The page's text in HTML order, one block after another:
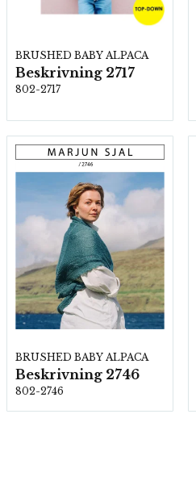
BRUSHED BABY ALPACA
Beskrivning 2717
802-2717
BRUSHED BABY ALPACA
Beskrivning 2746
802-2746